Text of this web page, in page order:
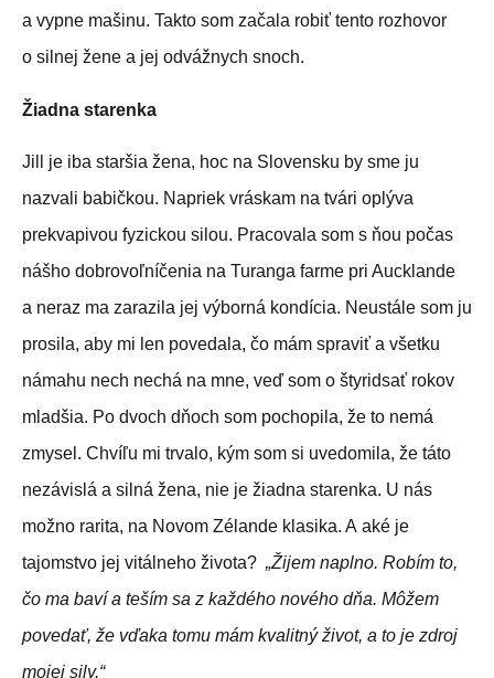
a vypne mašinu. Takto som začala robiť tento rozhovor
o silnej žene a jej odvážnych snoch.
Žiadna starenka
Jill je iba staršia žena, hoc na Slovensku by sme ju
nazvali babičkou. Napriek vráskam na tvári oplýva
prekvapivou fyzickou silou. Pracovala som s ňou počas
nášho dobrovoľníčenia na Turanga farme pri Aucklande
a neraz ma zarazila jej výborná kondícia. Neustále som ju
prosila, aby mi len povedala, čo mám spraviť a všetku
námahu nech nechá na mne, veď som o štyridsať rokov
mladšia. Po dvoch dňoch som pochopila, že to nemá
zmysel. Chvíľu mi trvalo, kým som si uvedomila, že táto
nezávislá a silná žena, nie je žiadna starenka. U nás
možno rarita, na Novom Zélande klasika. A aké je
tajomstvo jej vitálneho života? „Žijem naplno. Robím to,
čo ma baví a teším sa z každého nového dňa. Môžem
povedať, že vďaka tomu mám kvalitný život, a to je zdroj
mojej sily.“